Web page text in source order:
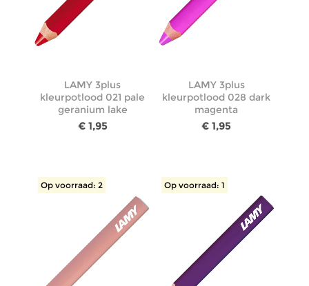
LAMY 3plus
kleurpotlood 021 pale
geranium lake
€ 1,95
LAMY 3plus
kleurpotlood 028 dark
magenta
€ 1,95
Op voorraad: 2 Op voorraad: 1